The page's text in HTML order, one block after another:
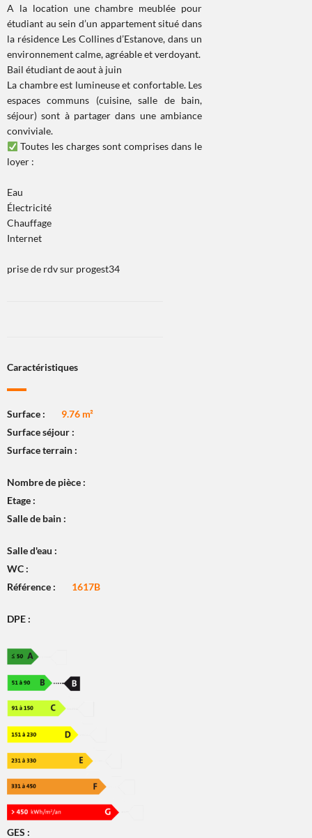
A la location une chambre meublée pour
étudiant au sein d’un appartement situé dans
la résidence Les Collines d’Estanove, dans un
environnement calme, agréable et verdoyant.
Bail étudiant de aout à juin
La chambre est lumineuse et confortable. Les
espaces communs (cuisine, salle de bain,
séjour) sont à partager dans une ambiance
conviviale.
Toutes les charges sont comprises dans le
loyer :
Eau
Électricité
Chauffage
Internet
prise de rdv sur progest34
Caractéristiques
Surface :
9.76 m²
Surface séjour :
Surface terrain :
Nombre de pièce :
Etage :
Salle de bain :
Salle d'eau :
WC :
Référence :
1617B
DPE :
GES :